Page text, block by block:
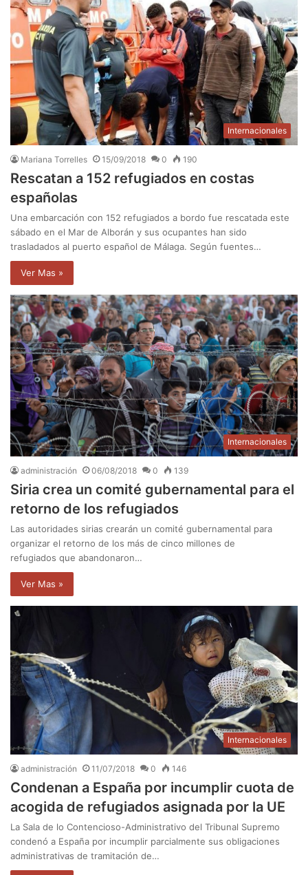
Internacionales
Mariana Torrelles 15/09/2018 0 190
Rescatan a 152 refugiados en costas
españolas
Una embarcación con 152 refugiados a bordo fue rescatada este
sábado en el Mar de Alborán y sus ocupantes han sido
trasladados al puerto español de Málaga. Según fuentes…
Ver Mas »
Internacionales
administración 06/08/2018 0 139
Siria crea un comité gubernamental para el
retorno de los refugiados
Las autoridades sirias crearán un comité gubernamental para
organizar el retorno de los más de cinco millones de
refugiados que abandonaron…
Ver Mas »
Internacionales
administración 11/07/2018 0 146
Condenan a España por incumplir cuota de
acogida de refugiados asignada por la UE
La Sala de lo Contencioso-Administrativo del Tribunal Supremo
condenó a España por incumplir parcialmente sus obligaciones
administrativas de tramitación de…